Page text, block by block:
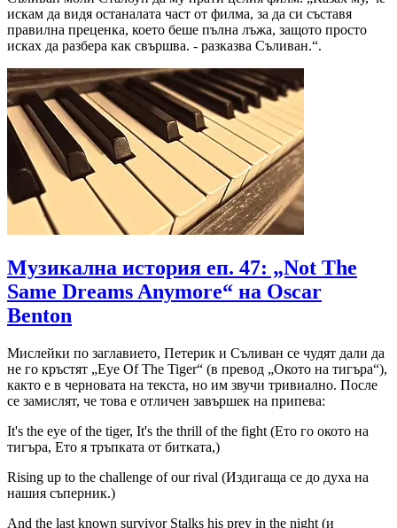
искам да видя останалата част от филма, за да си съставя
правилна преценка, което беше пълна лъжа, защото просто
исках да разбера как свършва. - разказва Съливан.“.
Музикална история еп. 47: „Not The
Same Dreams Anymore“ на Oscar
Benton
Мислейки по заглавието, Петерик и Съливан се чудят дали да
не го кръстят „Eye Of The Tiger“ (в превод „Окото на тигъра“),
както е в черновата на текста, но им звучи тривиално. После
се замислят, че това е отличен завършек на припева:
It's the eye of the tiger, It's the thrill of the fight (Ето го окото на
тигъра, Ето я тръпката от битката,)
Rising up to the challenge of our rival (Издигаща се до духа на
нашия съперник.)
And the last known survivor Stalks his prey in the night (и